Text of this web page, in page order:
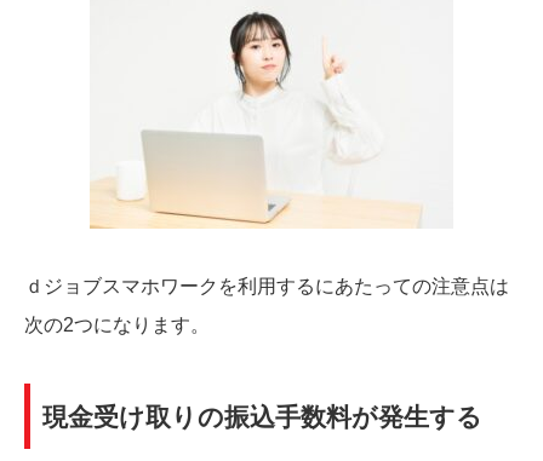
ｄジョブスマホワークを利用するにあたっての注意点は
次の2つになります。
現金受け取りの振込手数料が発生する